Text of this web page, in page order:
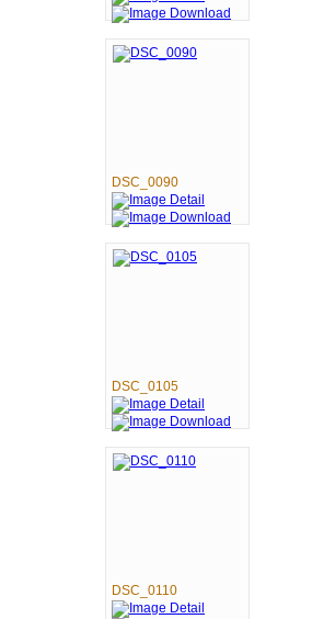
DSC_0090
DSC_0105
DSC_0110